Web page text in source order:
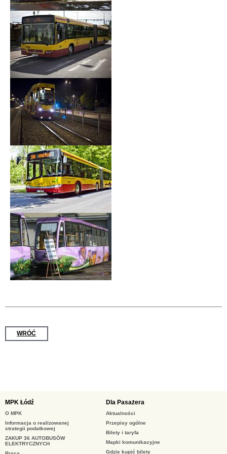
WRÓĆ
MPK Łódź
O MPK
Informacja o realizowanej
strategii podatkowej
ZAKUP 36 AUTOBUSÓW
ELEKTRYCZNYCH
Dla Pasażera
Aktualności
Przepisy ogólne
Bilety i taryfa
Mapki komunikacyjne
Gdzie kupić bilety